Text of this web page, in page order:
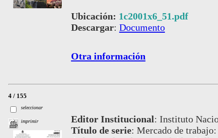
Ubicación: 1c2001x6_51.pdf
Descargar: Documento
Otra información
4 / 155
seleccionar
imprimir Editor Institucional: Instituto
Título de serie: Mercado de